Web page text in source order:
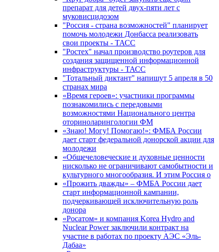
препарат для детей двух-пяти лет с
муковисцидозом
"Россия - страна возможностей" планирует
помочь молодежи Донбасса реализовать
свои проекты - ТАСС
"Ростех" начал производство роутеров для
создания защищенной информационной
инфраструктуры - ТАСС
"Тотальный диктант" напишут 5 апреля в 50
странах мира
«Время героев»: участники программы
познакомились с передовыми
возможностями Национального центра
оториноларингологии ФМ
«Знаю! Могу! Помогаю!»: ФМБА России
дает старт федеральной донорской акции для
молодежи
«Общечеловеческие и духовные ценности
нисколько не ограничивают самобытности и
культурного многообразия. И этим Россия о
«Прожить дважды» – ФМБА России дает
старт информационной кампании,
подчеркивающей исключительную роль
донора
«Росатом» и компания Korea Hydro and
Nuclear Power заключили контракт на
участие в работах по проекту АЭС «Эль-
Дабаа»